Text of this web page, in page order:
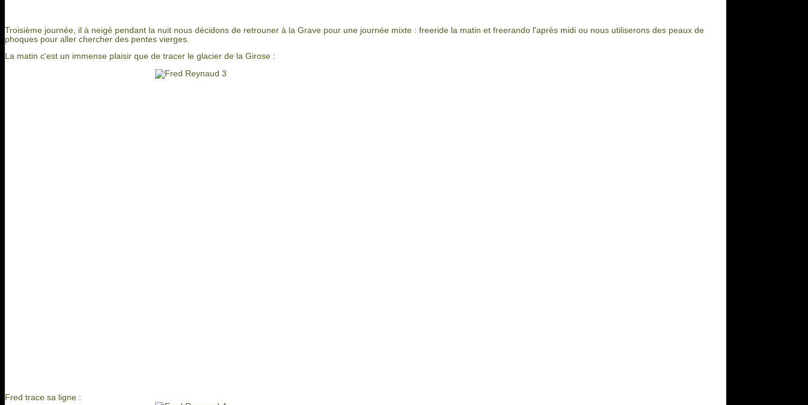
Troisième journée, il à neigé pendant la nuit nous décidons de retrouner à la Grave pour une journée mixte : freeride la matin et freerando l'après midi ou nous utiliserons des peaux de
phoques pour aller chercher des pentes vierges.
La matin c'est un immense plaisir que de tracer le glacier de la Girose :
Fred trace sa ligne :